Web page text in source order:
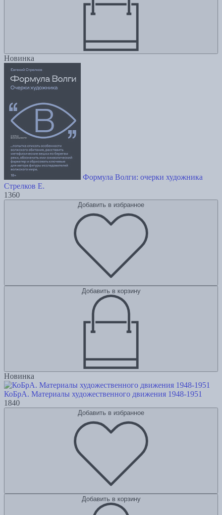
Новинка
Формула Волги: очерки художника
Стрелков Е.
1360
Добавить в избранное
Добавить в корзину
Новинка
КоБрА. Материалы художественного движения 1948-1951
1840
Добавить в избранное
Добавить в корзину